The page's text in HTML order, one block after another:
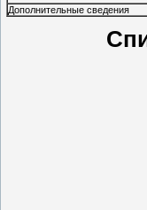
Дополнительные сведения